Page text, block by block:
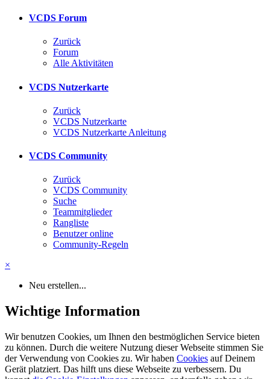
VCDS Forum
Zurück
Forum
Alle Aktivitäten
VCDS Nutzerkarte
Zurück
VCDS Nutzerkarte
VCDS Nutzerkarte Anleitung
VCDS Community
Zurück
VCDS Community
Suche
Teammitglieder
Rangliste
Benutzer online
Community-Regeln
×
Neu erstellen...
Wichtige Information
Wir benutzen Cookies, um Ihnen den bestmöglichen Service bieten
zu können. Durch die weitere Nutzung dieser Webseite stimmen Sie
der Verwendung von Cookies zu. Wir haben Cookies auf Deinem
Gerät platziert. Das hilft uns diese Webseite zu verbessern. Du